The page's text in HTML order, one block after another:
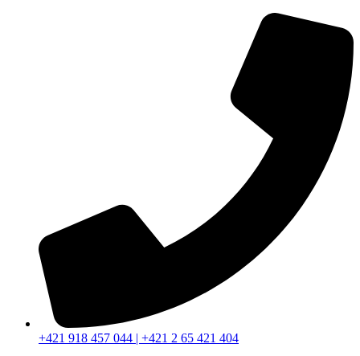
+421 918 457 044 | +421 2 65 421 404